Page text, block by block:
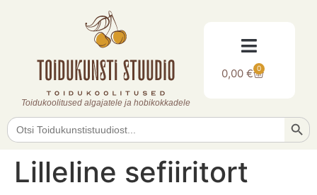
Toidukoolitused algajatele ja hobikokkadele
0,00€ 0
Search
for:
Lilleline sefiiritort